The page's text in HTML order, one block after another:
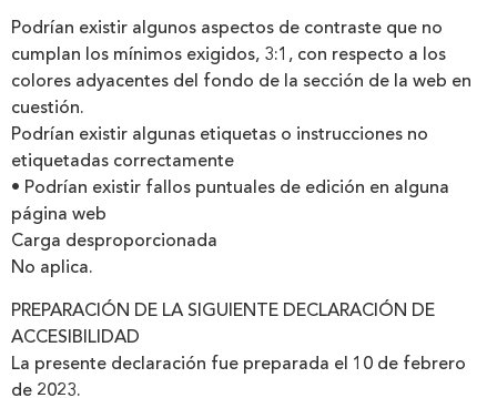
Podrían existir algunos aspectos de contraste que no
cumplan los mínimos exigidos, 3:1, con respecto a los
colores adyacentes del fondo de la sección de la web en
cuestión.
Podrían existir algunas etiquetas o instrucciones no
etiquetadas correctamente
• Podrían existir fallos puntuales de edición en alguna
página web
Carga desproporcionada
No aplica.
PREPARACIÓN DE LA SIGUIENTE DECLARACIÓN DE
ACCESIBILIDAD
La presente declaración fue preparada el 10 de febrero
de 2023.